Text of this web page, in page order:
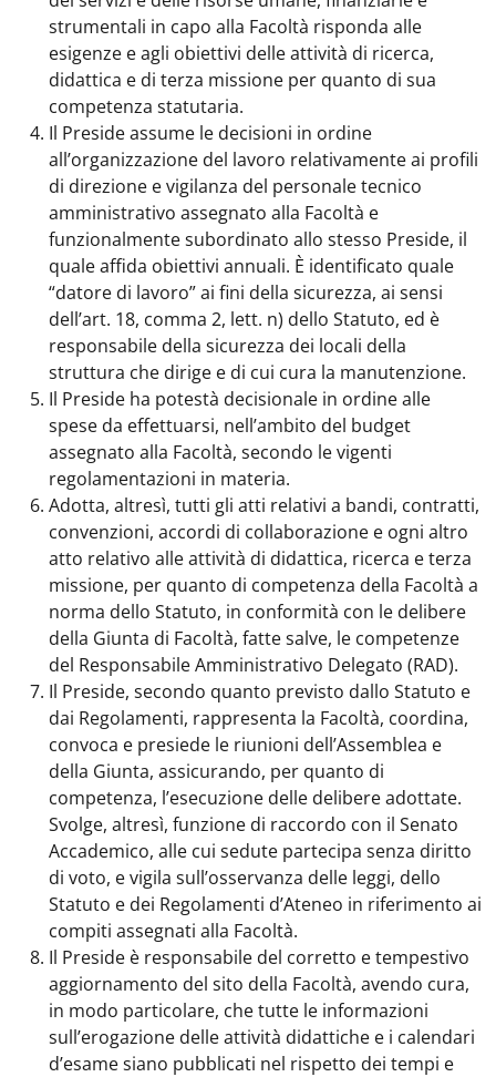
strumentali in capo alla Facoltà risponda alle
esigenze e agli obiettivi delle attività di ricerca,
didattica e di terza missione per quanto di sua
competenza statutaria.
Il Preside assume le decisioni in ordine
all’organizzazione del lavoro relativamente ai profili
di direzione e vigilanza del personale tecnico
amministrativo assegnato alla Facoltà e
funzionalmente subordinato allo stesso Preside, il
quale affida obiettivi annuali. È identificato quale
“datore di lavoro” ai fini della sicurezza, ai sensi
dell’art. 18, comma 2, lett. n) dello Statuto, ed è
responsabile della sicurezza dei locali della
struttura che dirige e di cui cura la manutenzione.
Il Preside ha potestà decisionale in ordine alle
spese da effettuarsi, nell’ambito del budget
assegnato alla Facoltà, secondo le vigenti
regolamentazioni in materia.
Adotta, altresì, tutti gli atti relativi a bandi, contratti,
convenzioni, accordi di collaborazione e ogni altro
atto relativo alle attività di didattica, ricerca e terza
missione, per quanto di competenza della Facoltà a
norma dello Statuto, in conformità con le delibere
della Giunta di Facoltà, fatte salve, le competenze
del Responsabile Amministrativo Delegato (RAD).
Il Preside, secondo quanto previsto dallo Statuto e
dai Regolamenti, rappresenta la Facoltà, coordina,
convoca e presiede le riunioni dell’Assemblea e
della Giunta, assicurando, per quanto di
competenza, l’esecuzione delle delibere adottate.
Svolge, altresì, funzione di raccordo con il Senato
Accademico, alle cui sedute partecipa senza diritto
di voto, e vigila sull’osservanza delle leggi, dello
Statuto e dei Regolamenti d’Ateneo in riferimento ai
compiti assegnati alla Facoltà.
Il Preside è responsabile del corretto e tempestivo
aggiornamento del sito della Facoltà, avendo cura,
in modo particolare, che tutte le informazioni
sull’erogazione delle attività didattiche e i calendari
d’esame siano pubblicati nel rispetto dei tempi e